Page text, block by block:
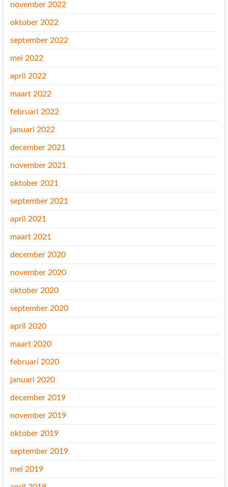
november 2022
oktober 2022
september 2022
mei 2022
april 2022
maart 2022
februari 2022
januari 2022
december 2021
november 2021
oktober 2021
september 2021
april 2021
maart 2021
december 2020
november 2020
oktober 2020
september 2020
april 2020
maart 2020
februari 2020
januari 2020
december 2019
november 2019
oktober 2019
september 2019
mei 2019